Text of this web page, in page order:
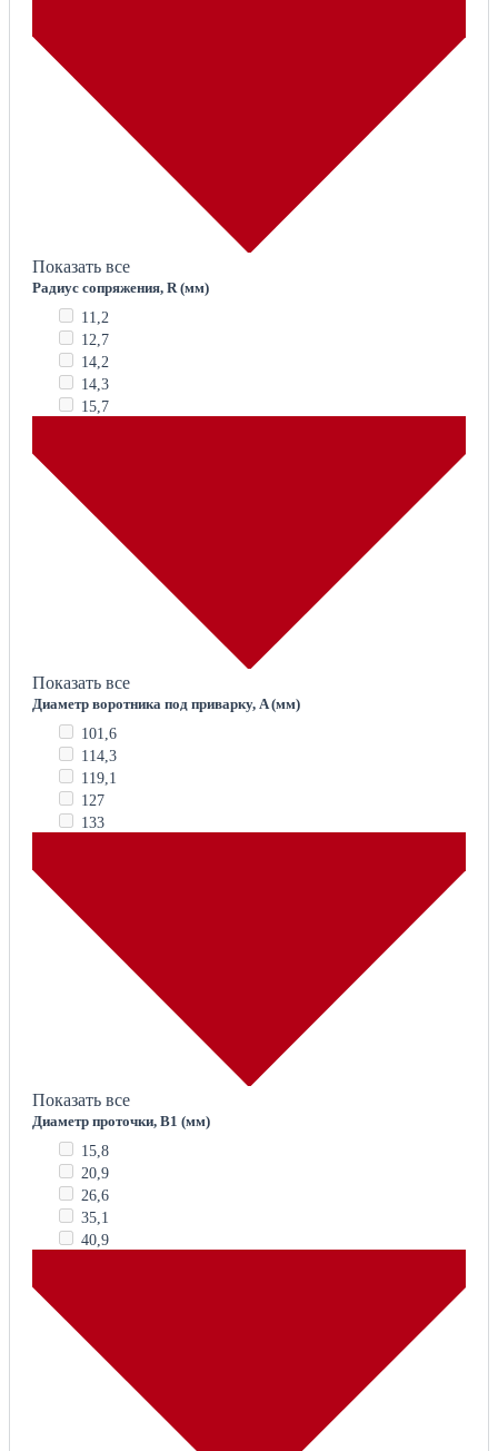
Показать все
Радиус сопряжения, R (мм)
11,2
12,7
14,2
14,3
15,7
Показать все
Диаметр воротника под приварку, A (мм)
101,6
114,3
119,1
127
133
Показать все
Диаметр проточки, B1 (мм)
15,8
20,9
26,6
35,1
40,9